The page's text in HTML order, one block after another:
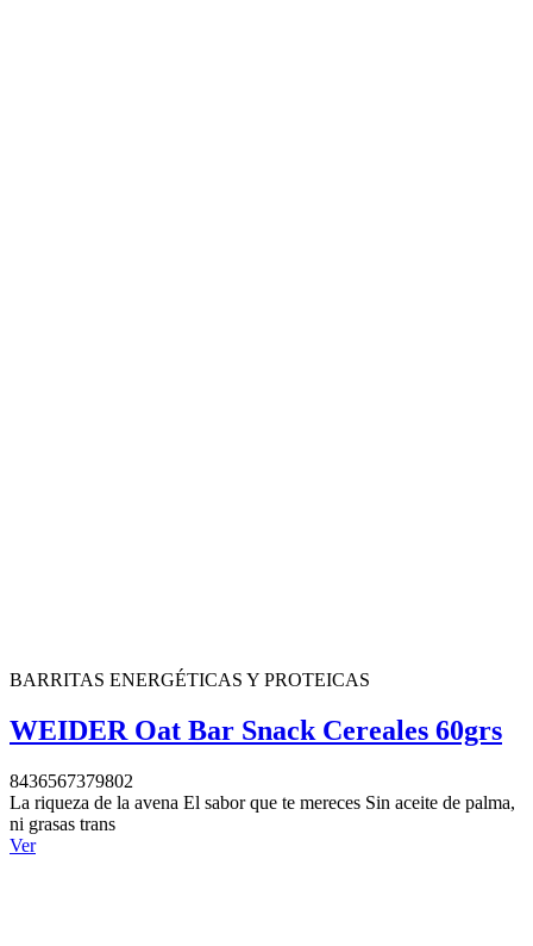
BARRITAS ENERGÉTICAS Y PROTEICAS
WEIDER Oat Bar Snack Cereales 60grs
8436567379802
La riqueza de la avena El sabor que te mereces Sin aceite de palma,
ni grasas trans
Ver